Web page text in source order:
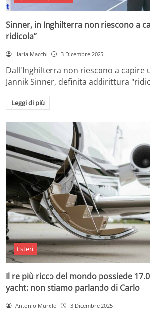
Sinner, in Inghilterra non riescono a
ridicola”
Ilaria Macchi 3 Dicembre 2025
Dall'Inghilterra non riescono a capire
Jannik Sinner, definita addirittura
Leggi di più
Esteri
Il re più ricco del mondo possiede
yacht: non stiamo parlando di Carlo
Antonio Murolo 3 Dicembre 2025